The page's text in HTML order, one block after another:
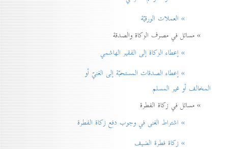
» العملات الورقيّة
» مسائل في مصرف الزكاة والصدقة
» إعطاء الزكاة إلی الفقير الهاشمي
» إعطاء الصدقات المستحبّة إلی الغنيّ أو
المخالف أو غير المسلم
» مسائل في زكاة الفطرة
» اشتراط الغنی في وجوب دفع زكاة الفطرة
» زكاة فطرة الضيف